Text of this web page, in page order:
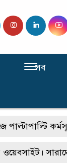
সব
কর্মসূচি,